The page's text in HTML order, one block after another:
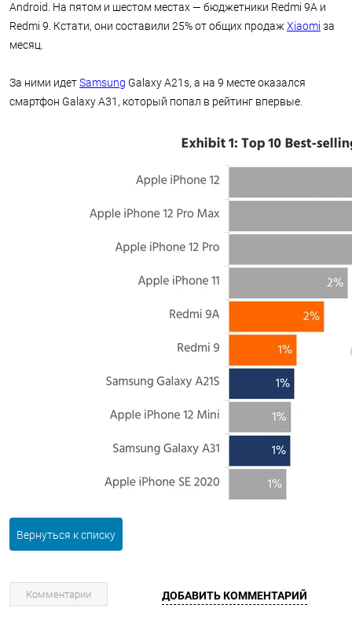
Android. На пятом и шестом местах — бюджетники Redmi 9A и
Redmi 9. Кстати, они составили 25% от общих продаж Xiaomi за
месяц.
За ними идетSamsung Galaxy A21s, а на 9 месте оказался
смартфон Galaxy A31, который попал в рейтинг впервые.
Вернуться к списку
Комментарии ДОБАВИТЬ КОММЕНТАРИЙ